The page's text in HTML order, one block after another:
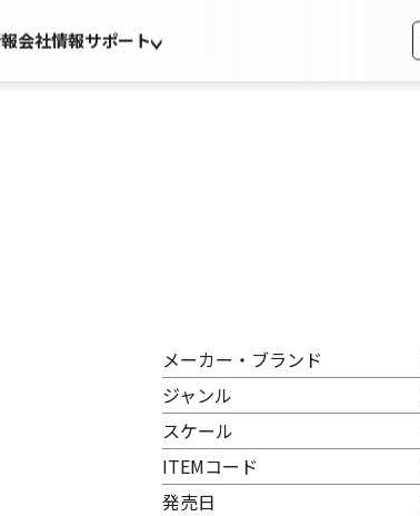
会社情報サポート
メーカー・ブランド
ジャンル
スケール
ITEMコード
発売日